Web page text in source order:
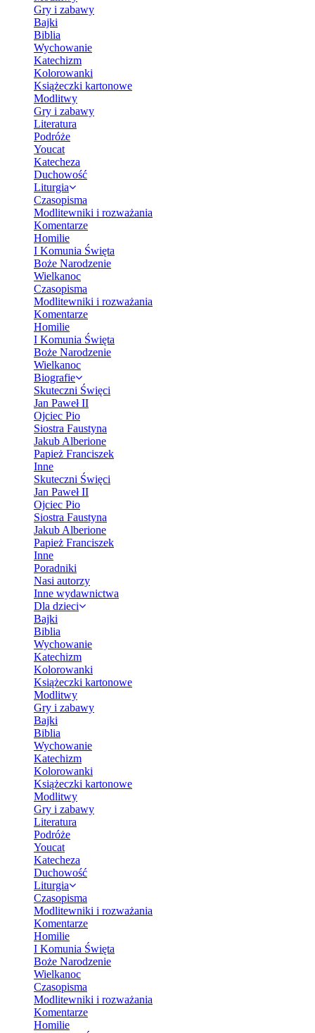
Gry i zabawy
Bajki
Biblia
Wychowanie
Katechizm
Kolorowanki
Książeczki kartonowe
Modlitwy
Gry i zabawy
Literatura
Podróże
Youcat
Katecheza
Duchowość
Liturgia
Czasopisma
Modlitewniki i rozważania
Komentarze
Homilie
I Komunia Święta
Boże Narodzenie
Wielkanoc
Czasopisma
Modlitewniki i rozważania
Komentarze
Homilie
I Komunia Święta
Boże Narodzenie
Wielkanoc
Biografie
Skuteczni Święci
Jan Paweł II
Ojciec Pio
Siostra Faustyna
Jakub Alberione
Papież Franciszek
Inne
Skuteczni Święci
Jan Paweł II
Ojciec Pio
Siostra Faustyna
Jakub Alberione
Papież Franciszek
Inne
Poradniki
Nasi autorzy
Inne wydawnictwa
Dla dzieci
Bajki
Biblia
Wychowanie
Katechizm
Kolorowanki
Książeczki kartonowe
Modlitwy
Gry i zabawy
Bajki
Biblia
Wychowanie
Katechizm
Kolorowanki
Książeczki kartonowe
Modlitwy
Gry i zabawy
Literatura
Podróże
Youcat
Katecheza
Duchowość
Liturgia
Czasopisma
Modlitewniki i rozważania
Komentarze
Homilie
I Komunia Święta
Boże Narodzenie
Wielkanoc
Czasopisma
Modlitewniki i rozważania
Komentarze
Homilie